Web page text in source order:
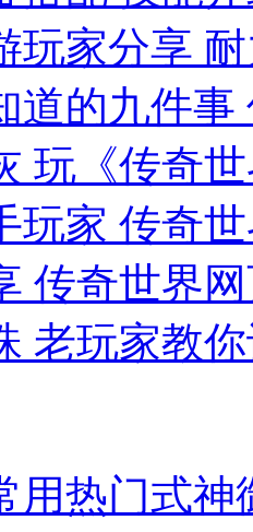
玩家分享
道的九件
玩《传奇
玩家 传奇
传奇世界
老玩家教
用热门式